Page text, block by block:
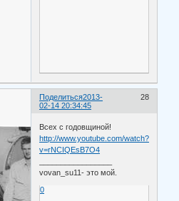
Поделиться 28
2013-
02-14 20:34:45
Всех с годовщиной!
http://www.youtube.com/watch?
v=rNCIQEsB7O4
vovan_su11- это мой.
0